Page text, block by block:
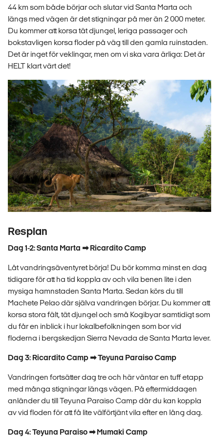
44 km som både börjar och slutar vid Santa Marta och
längs med vägen är det stigningar på mer än 2 000 meter.
Du kommer att korsa tät djungel, leriga passager och
bokstavligen korsa floder på väg till den gamla ruinstaden.
Det är inget för veklingar, men om vi ska vara ärliga: Det är
HELT klart värt det!
Resplan
Dag 1-2: Santa Marta ➡ Ricardito Camp
Låt vandringsäventyret börja! Du bör komma minst en dag
tidigare för att ha tid koppla av och vila benen lite i den
mysiga hamnstaden Santa Marta. Sedan körs du till
Machete Pelao där själva vandringen börjar. Du kommer att
korsa stora fält, tät djungel och små Kogibyar samtidigt som
du får en inblick i hur lokalbefolkningen som bor vid
floderna i bergskedjan Sierra Nevada de Santa Marta lever.
Dag 3: Ricardito Camp ➡ Teyuna Paraiso Camp
Vandringen fortsätter dag tre och här väntar en tuff etapp
med många stigningar längs vägen. På eftermiddagen
anländer du till Teyuna Paraiso Camp där du kan koppla
av vid floden för att få lite välförtjänt vila efter en lång dag.
Dag 4: Teyuna Paraiso ➡ Mumaki Camp